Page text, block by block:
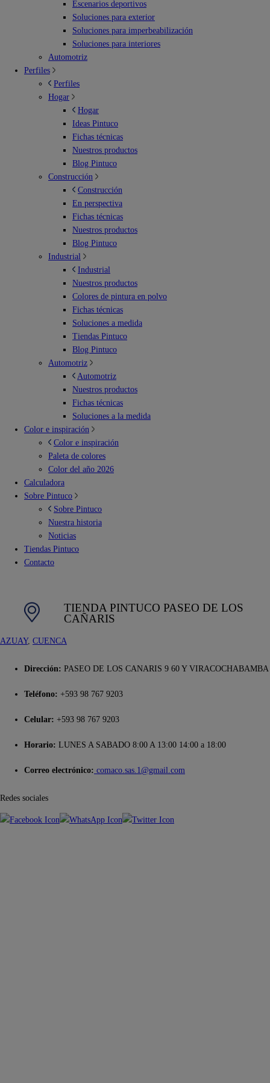
Escenarios deportivos
Soluciones para exterior
Soluciones para imperbeabilización
Soluciones para interiores
Automotriz
Perfiles
Perfiles
Hogar
Hogar
Ideas Pintuco
Fichas técnicas
Nuestros productos
Blog Pintuco
Construcción
Construcción
En perspectiva
Fichas técnicas
Nuestros productos
Blog Pintuco
Industrial
Industrial
Nuestros productos
Colores de pintura en polvo
Fichas técnicas
Soluciones a medida
Tiendas Pintuco
Blog Pintuco
Automotriz
Automotriz
Nuestros productos
Fichas técnicas
Soluciones a la medida
Color e inspiración
Color e inspiración
Paleta de colores
Color del año 2026
Calculadora
Sobre Pintuco
Sobre Pintuco
Nuestra historia
Noticias
Tiendas Pintuco
Contacto
TIENDA PINTUCO PASEO DE LOS
CAÑARIS
AZUAY, CUENCA
Dirección: PASEO DE LOS CANARIS 9 60 Y VIRACOCHABAMBA
Teléfono: +593 98 767 9203
Celular: +593 98 767 9203
Horario: LUNES A SABADO 8:00 A 13:00 14:00 a 18:00
Correo electrónico: comaco.sas.1@gmail.com
Redes sociales